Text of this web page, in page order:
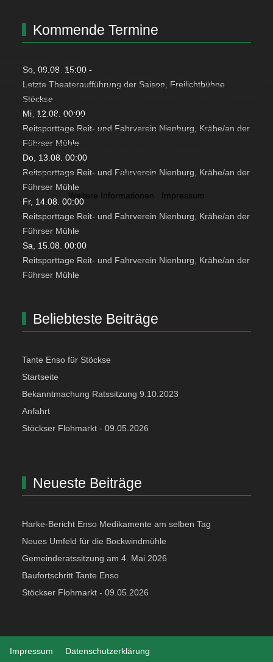
Kommende Termine
So, 09.08. 15:00-
Letzte Theateraufführung der Saison, Freilichtbühne
Stöckse
Mi, 12.08. 00:00
Reitsporttage Reit- und Fahrverein Nienburg, Krähe/an der
Führser Mühle
Do, 13.08. 00:00
Reitsporttage Reit- und Fahrverein Nienburg, Krähe/an der
Führser Mühle
Fr, 14.08. 00:00
Reitsporttage Reit- und Fahrverein Nienburg, Krähe/an der
Führser Mühle
Sa, 15.08. 00:00
Reitsporttage Reit- und Fahrverein Nienburg, Krähe/an der
Führser Mühle
Beliebteste Beiträge
Tante Enso für Stöckse
Startseite
Bekanntmachung Ratssitzung 9.10.2023
Anfahrt
Stöckser Flohmarkt - 09.05.2026
Neueste Beiträge
Harke-Bericht Enso Medikamente am selben Tag
Neues Umfeld für die Bockwindmühle
Gemeinderatssitzung am 4. Mai 2026
Baufortschritt Tante Enso
Stöckser Flohmarkt - 09.05.2026
Impressum Datenschutzerklärung
Wir nutzen Cookies auf unserer Website. Einige von ihnen sind
essenziell für den Betrieb der Seite, während andere uns helfen, diese
Website und die Nutzererfahrung zu verbessern (Tracking Cookies).
Sie können selbst entscheiden, ob Sie die Cookies zulassen möchten.
Bitte beachten Sie, dass bei einer Ablehnung womöglich nicht mehr
alle Funktionalitäten der Seite zur Verfügung stehen.
Akzeptieren Ablehnen
Weitere Informationen Impressum